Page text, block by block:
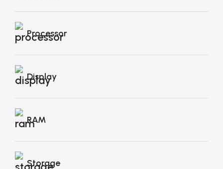
Processor
Display
RAM
Storage